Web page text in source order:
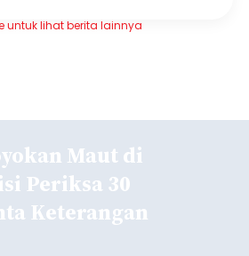
untuk lihat berita lainnya
Maut di
Periksa 30
Keterangan